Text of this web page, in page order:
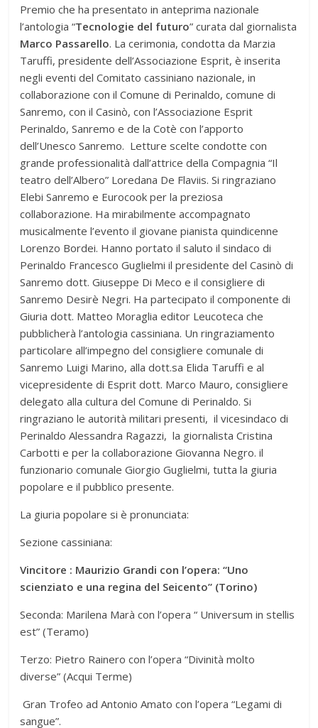
Premio che ha presentato in anteprima nazionale
l’antologia “Tecnologie del futuro” curata dal giornalista
Marco Passarello. La cerimonia, condotta da Marzia
Taruffi, presidente dell’Associazione Esprit, è inserita
negli eventi del Comitato cassiniano nazionale, in
collaborazione con il Comune di Perinaldo, comune di
Sanremo, con il Casinò, con l’Associazione Esprit
Perinaldo, Sanremo e de la Cotè con l’apporto
dell’Unesco Sanremo. Letture scelte condotte con
grande professionalità dall’attrice della Compagnia “Il
teatro dell’Albero” Loredana De Flaviis. Si ringraziano
Elebi Sanremo e Eurocook per la preziosa
collaborazione. Ha mirabilmente accompagnato
musicalmente l’evento il giovane pianista quindicenne
Lorenzo Bordei. Hanno portato il saluto il sindaco di
Perinaldo Francesco Guglielmi il presidente del Casinò di
Sanremo dott. Giuseppe Di Meco e il consigliere di
Sanremo Desirè Negri. Ha partecipato il componente di
Giuria dott. Matteo Moraglia editor Leucoteca che
pubblicherà l’antologia cassiniana. Un ringraziamento
particolare all’impegno del consigliere comunale di
Sanremo Luigi Marino, alla dott.sa Elida Taruffi e al
vicepresidente di Esprit dott. Marco Mauro, consigliere
delegato alla cultura del Comune di Perinaldo. Si
ringraziano le autorità militari presenti, il vicesindaco di
Perinaldo Alessandra Ragazzi, la giornalista Cristina
Carbotti e per la collaborazione Giovanna Negro. il
funzionario comunale Giorgio Guglielmi, tutta la giuria
popolare e il pubblico presente.
La giuria popolare si è pronunciata:
Sezione cassiniana:
Vincitore : Maurizio Grandi con l’opera: “Uno
scienziato e una regina del Seicento” (Torino)
Seconda: Marilena Marà con l’opera “ Universum in stellis
est” (Teramo)
Terzo: Pietro Rainero con l’opera “Divinità molto
diverse” (Acqui Terme)
Gran Trofeo ad Antonio Amato con l’opera “Legami di
sangue”.